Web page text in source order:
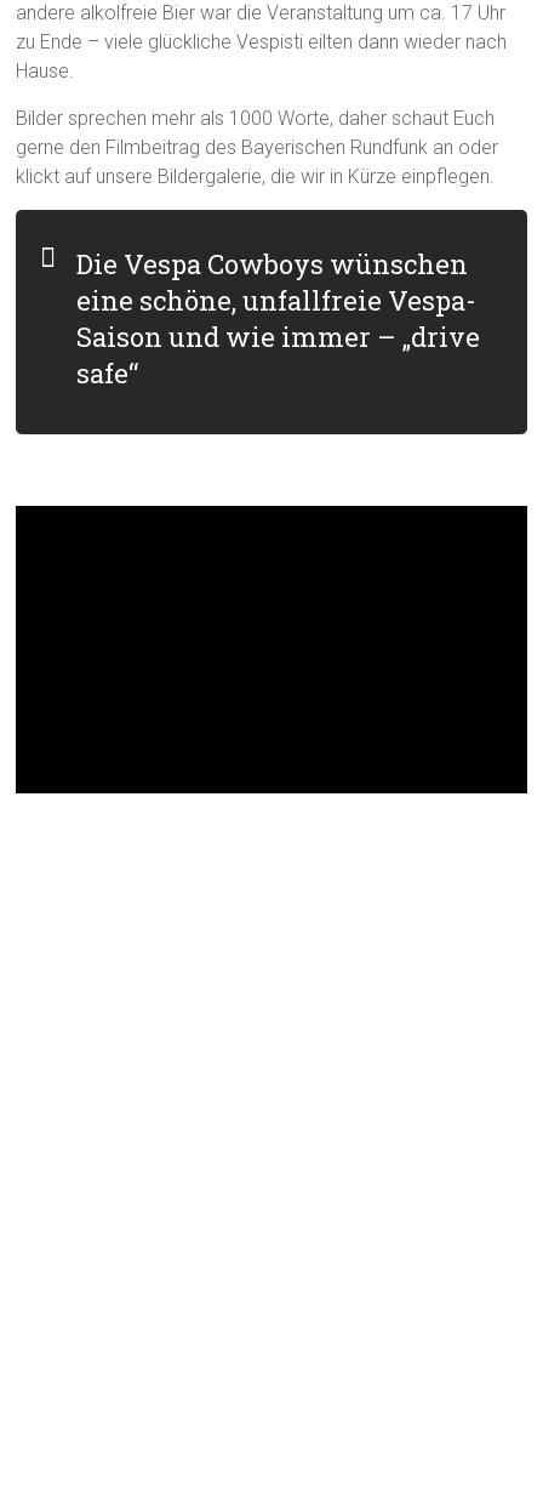
andere alkolfreie Bier war die Veranstaltung um ca. 17 Uhr
zu Ende – viele glückliche Vespisti eilten dann wieder nach
Hause.
Bilder sprechen mehr als 1000 Worte, daher schaut Euch
gerne den Filmbeitrag des Bayerischen Rundfunk an oder
klickt auf unsere Bildergalerie, die wir in Kürze einpflegen.
Die Vespa Cowboys wünschen
eine schöne, unfallfreie Vespa-
Saison und wie immer – „drive
safe“